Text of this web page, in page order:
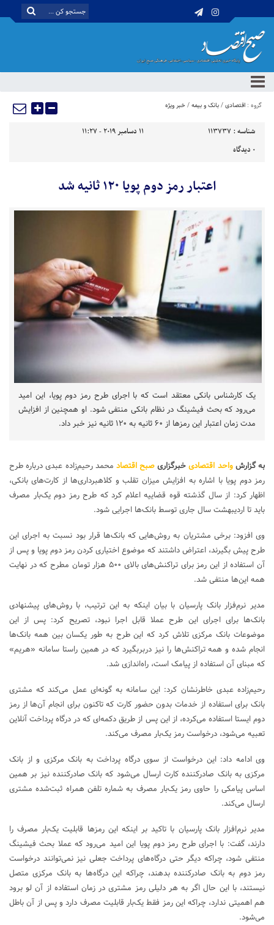
گروه : اقتصادی/بانک و بیمه/خبر ویژه
شناسه : 113737
11 دسامبر 2019 - 11:27
0 دیدگاه
اعتبار رمز دوم پویا ۱۲۰ ثانیه شد
یک کارشناس بانکی معتقد است که با اجرای طرح رمز دوم پویا، این امید
می‌رود که بحث فیشینگ در نظام بانکی منتفی شود. او همچنین از افزایش
مدت زمان اعتبار این رمزها از ۶۰ ثانیه به ۱۲۰ ثانیه نیز خبر داد.
به گزارشواحد اقتصادی خبرگزاریصبح اقتصاد محمد رحیم‌زاده عبدی درباره طرح
رمز دوم پویا با اشاره به افزایش میزان تقلب و کلاهبرداری‌ها از کارت‌های بانکی،
اظهار کرد: از سال گذشته قوه قضاییه اعلام کرد که طرح رمز دوم یک‌بار مصرف
باید تا اردیبهشت سال جاری توسط بانک‌ها اجرایی شود.
وی افزود: برخی مشتریان به روش‌هایی که بانک‌ها قرار بود نسبت به اجرای این
طرح پیش بگیرند، اعتراض داشتند که موضوع اختیاری کردن رمز دوم پویا و پس از
آن استفاده از این رمز برای تراکنش‌های بالای ۵۰۰ هزار تومان مطرح که در نهایت
همه این‌ها منتفی شد.
مدیر نرم‌فزار بانک پارسیان با بیان اینکه به این ترتیب، با روش‌های پیشنهادی
بانک‌ها برای اجرای این طرح عملا قابل اجرا نبود، تصریح کرد: پس از این
موضوعات بانک مرکزی تلاش کرد که این طرح به طور یکسان بین همه بانک‌ها
انجام شده و همه تراکنش‌ها را نیز دربربگیرد که در همین راستا سامانه «هریم»
که مبنای آن استفاده از پیامک است، راه‌اندازی شد.
رحیم‌زاده عبدی خاطرنشان کرد: این سامانه به گونه‌ای عمل می‌کند که مشتری
بانک برای استفاده از خدمات بدون حضور کارت که تاکنون برای انجام آن‌ها از رمز
دوم ایستا استفاده می‌کرده، از این پس از طریق دکمه‌ای که در درگاه پرداخت آنلاین
تعبیه می‌شود، درخواست رمز یک‌بار مصرف می‌کند.
وی ادامه داد: این درخواست از سوی درگاه پرداخت به بانک مرکزی و از بانک
مرکزی به بانک صادرکننده کارت ارسال می‌شود که بانک صادرکننده نیز بر همین
اساس پیامکی را حاوی رمز یک‌بار مصرف به شماره تلفن همراه ثبت‌شده مشتری
ارسال می‌کند.
مدیر نرم‌افزار بانک پارسیان با تاکید بر اینکه این رمزها قابلیت یک‌بار مصرف را
دارند، گفت: با اجرای طرح رمز دوم پویا این امید می‌رود که عملا بحث فیشینگ
منتفی شود، چراکه دیگر حتی درگاه‌های پرداخت جعلی نیز نمی‌توانند درخواست
رمز دوم به بانک صادرکننده بدهند، چراکه این درگاه‌ها به بانک مرکزی متصل
نیستند، با این حال اگر به هر دلیلی رمز مشتری در زمان استفاده از آن لو برود
هم اهمیتی ندارد، چراکه این رمز فقط یک‌بار قابلیت مصرف دارد و پس از آن باطل
می‌شود.